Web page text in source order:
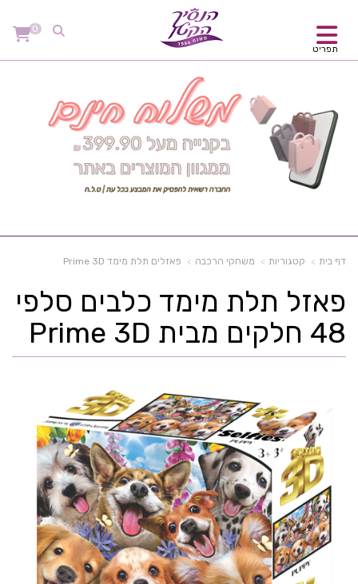
תפריט
0
דף בית קטגוריות משחקי הרכבה פאזלים תלת מימד Prime 3D
פאזל תלת מימד כלבים סלפי
48 חלקים מבית Prime 3D